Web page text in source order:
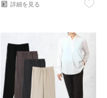
詳細を見る